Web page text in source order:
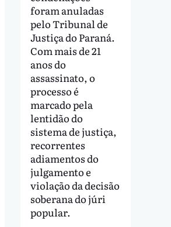
foram anuladas
pelo Tribunal de
Justiça do Paraná.
Com mais de 21
anos do
assassinato, o
processo é
marcado pela
lentidão do
sistema de justiça,
recorrentes
adiamentos do
julgamento e
violação da decisão
soberana do júri
popular.